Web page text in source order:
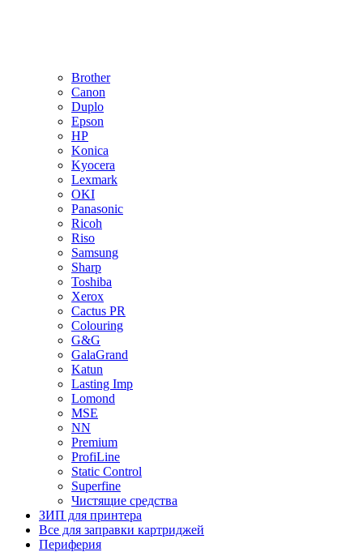
Brother
Canon
Duplo
Epson
HP
Konica
Kyocera
Lexmark
OKI
Panasonic
Ricoh
Riso
Samsung
Sharp
Toshiba
Xerox
Cactus PR
Colouring
G&G
GalaGrand
Katun
Lasting Imp
Lomond
MSE
NN
Premium
ProfiLine
Static Control
Superfine
Чистящие средства
ЗИП для принтера
Все для заправки картриджей
Периферия